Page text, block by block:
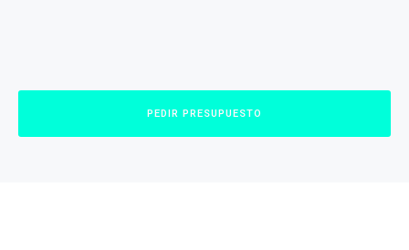
PEDIR PRESUPUESTO